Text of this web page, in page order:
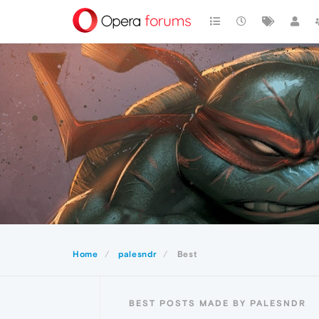
Home palesndr Best
BEST POSTS MADE BY PALESNDR